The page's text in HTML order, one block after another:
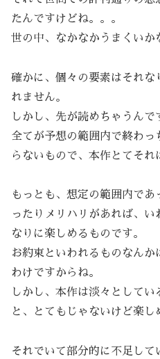
たんですけどね。。。
世の中、なかなかうまくいか
確かに、個々の要素はそれな
れません。
しかし、先が読めちゃうんで
全てが予想の範囲内で終わっ
らないもので、本作とてそれ
もっとも、想定の範囲内で
ったりメリハリがあれば、
なりに楽しめるものです。
お約束といわれるものなん
わけですからね。
しかし、本作は淡々として
と、とてもじゃないけど楽し
それでいて部分的に不足し